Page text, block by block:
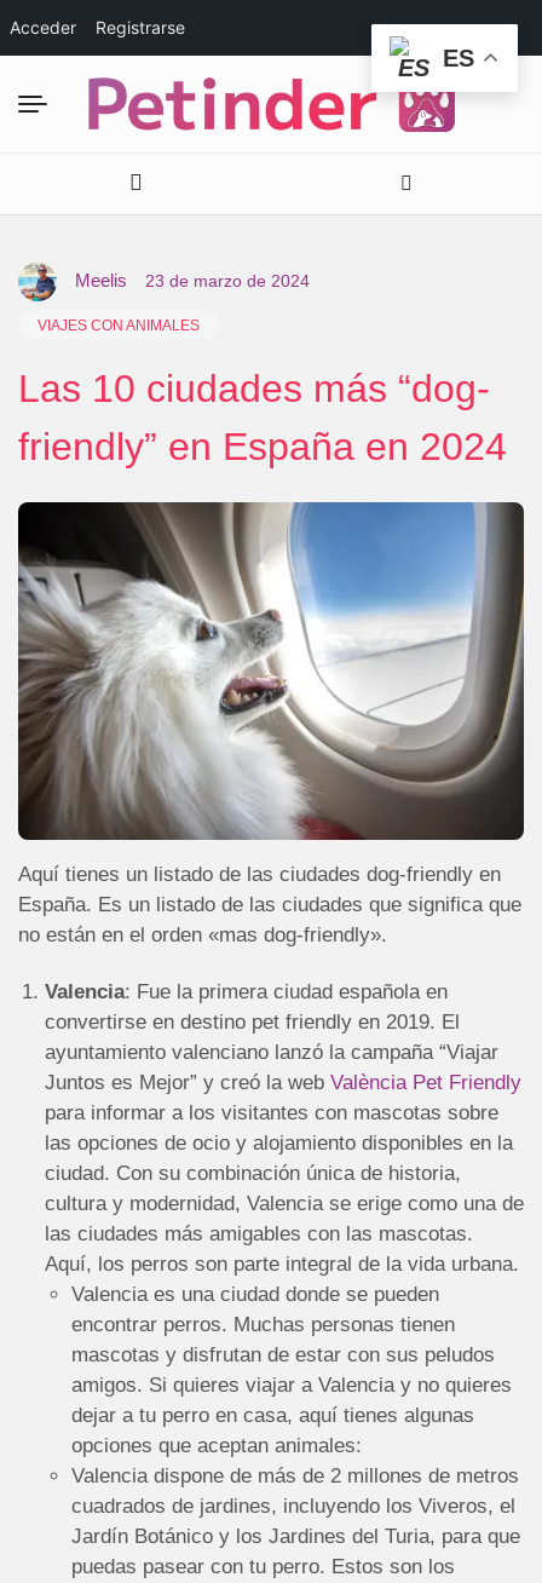
Acceder Registrarse
Meelis 23 de marzo de 2024
VIAJES CON ANIMALES
Las 10 ciudades más “dog-
friendly” en España en 2024
Aquí tienes un listado de las ciudades dog-friendly en
España. Es un listado de las ciudades que significa que
no están en el orden «mas dog-friendly».
Valencia: Fue la primera ciudad española en
convertirse en destino pet friendly en 2019. El
ayuntamiento valenciano lanzó la campaña “Viajar
Juntos es Mejor” y creó la web València Pet Friendly
para informar a los visitantes con mascotas sobre
las opciones de ocio y alojamiento disponibles en la
ciudad. Con su combinación única de historia,
cultura y modernidad, Valencia se erige como una de
las ciudades más amigables con las mascotas.
Aquí, los perros son parte integral de la vida urbana.
Valencia es una ciudad donde se pueden
encontrar perros. Muchas personas tienen
mascotas y disfrutan de estar con sus peludos
amigos. Si quieres viajar a Valencia y no quieres
dejar a tu perro en casa, aquí tienes algunas
opciones que aceptan animales:
Valencia dispone de más de 2 millones de metros
cuadrados de jardines, incluyendo los Viveros, el
Jardín Botánico y los Jardines del Turia, para que
puedas pasear con tu perro. Estos son los
ES